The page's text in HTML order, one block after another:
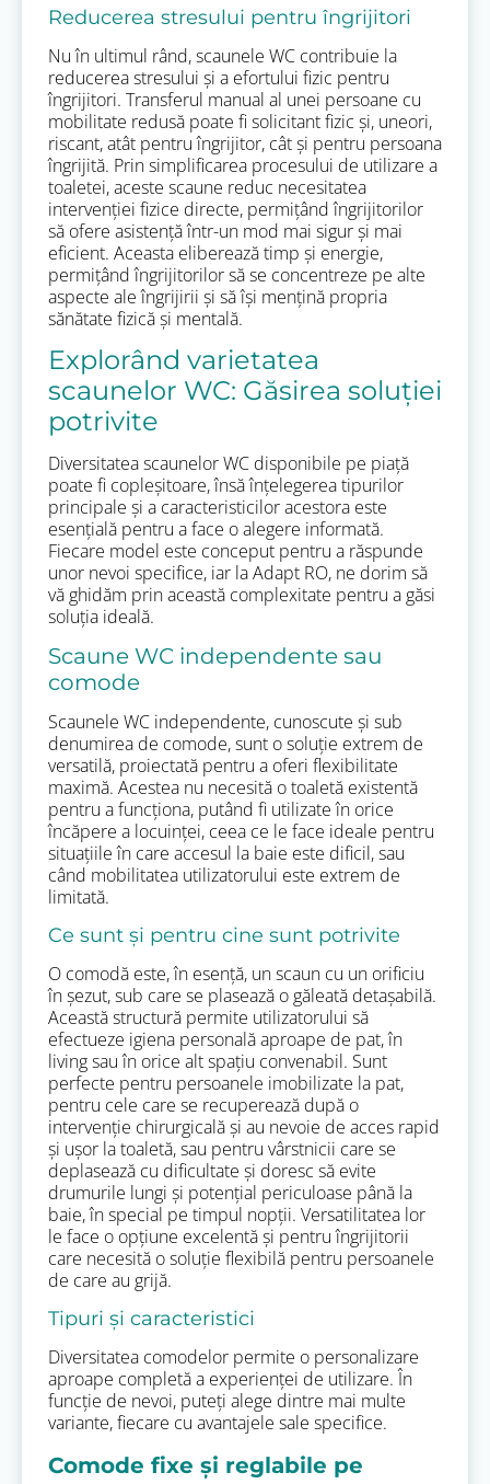
Reducerea stresului pentru îngrijitori
Nu în ultimul rând, scaunele WC contribuie la
reducerea stresului și a efortului fizic pentru
îngrijitori. Transferul manual al unei persoane cu
mobilitate redusă poate fi solicitant fizic și, uneori,
riscant, atât pentru îngrijitor, cât și pentru persoana
îngrijită. Prin simplificarea procesului de utilizare a
toaletei, aceste scaune reduc necesitatea
intervenției fizice directe, permițând îngrijitorilor
să ofere asistență într-un mod mai sigur și mai
eficient. Aceasta eliberează timp și energie,
permițând îngrijitorilor să se concentreze pe alte
aspecte ale îngrijirii și să își mențină propria
sănătate fizică și mentală.
Explorând varietatea
scaunelor WC: Găsirea soluției
potrivite
Diversitatea scaunelor WC disponibile pe piață
poate fi copleșitoare, însă înțelegerea tipurilor
principale și a caracteristicilor acestora este
esențială pentru a face o alegere informată.
Fiecare model este conceput pentru a răspunde
unor nevoi specifice, iar la Adapt RO, ne dorim să
vă ghidăm prin această complexitate pentru a găsi
soluția ideală.
Scaune WC independente sau
comode
Scaunele WC independente, cunoscute și sub
denumirea de comode, sunt o soluție extrem de
versatilă, proiectată pentru a oferi flexibilitate
maximă. Acestea nu necesită o toaletă existentă
pentru a funcționa, putând fi utilizate în orice
încăpere a locuinței, ceea ce le face ideale pentru
situațiile în care accesul la baie este dificil, sau
când mobilitatea utilizatorului este extrem de
limitată.
Ce sunt și pentru cine sunt potrivite
O comodă este, în esență, un scaun cu un orificiu
în șezut, sub care se plasează o găleată detașabilă.
Această structură permite utilizatorului să
efectueze igiena personală aproape de pat, în
living sau în orice alt spațiu convenabil. Sunt
perfecte pentru persoanele imobilizate la pat,
pentru cele care se recuperează după o
intervenție chirurgicală și au nevoie de acces rapid
și ușor la toaletă, sau pentru vârstnicii care se
deplasează cu dificultate și doresc să evite
drumurile lungi și potențial periculoase până la
baie, în special pe timpul nopții. Versatilitatea lor
le face o opțiune excelentă și pentru îngrijitorii
care necesită o soluție flexibilă pentru persoanele
de care au grijă.
Tipuri și caracteristici
Diversitatea comodelor permite o personalizare
aproape completă a experienței de utilizare. În
funcție de nevoi, puteți alege dintre mai multe
variante, fiecare cu avantajele sale specifice.
Comode fixe și reglabile pe